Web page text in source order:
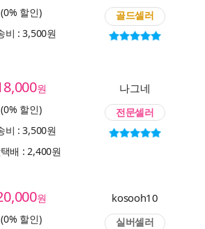
(0% 할인)
비 : 3,500원
골드셀러
원
(0% 할인)
비 : 3,500원
배 : 2,400원
나그네
전문셀러
원
(0% 할인)
kosooh10
실버셀러